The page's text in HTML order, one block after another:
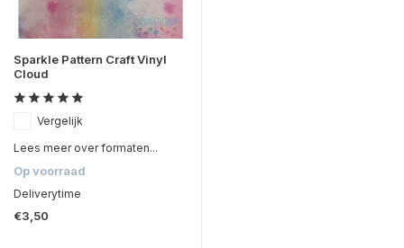
Sparkle Pattern Craft Vinyl
Cloud
Vergelijk
Lees meer over formaten...
Op voorraad
Deliverytime
€3,50